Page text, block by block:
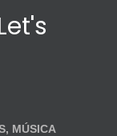
, MÚSICA